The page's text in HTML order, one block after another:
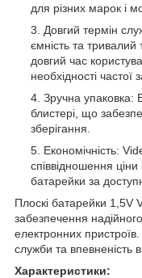
для різних марок і
Довгий термін
ємність та
довгий час
необхідності частої
Зручна упаковка:
блистері, що
зберігання.
Економічність:
співвідношення ціни
батарейки за
Плоскі батарейки 1,5V
забезпечення
електронних
служби та впевненість
Характеристики: